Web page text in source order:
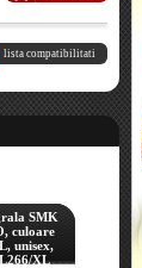
lista compatibilitati
SMK
culoare
unisex,
XL